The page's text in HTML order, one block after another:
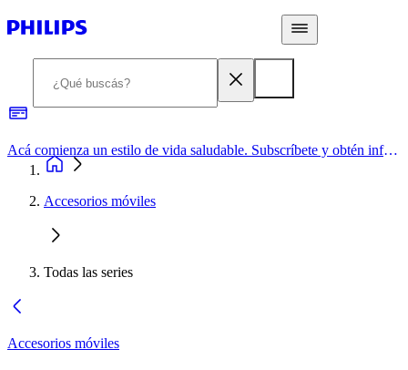
Acá comienza un estilo de vida saludable. Subscríbete y obtén información de primera mano
Accesorios móviles
Todas las series
Accesorios móviles